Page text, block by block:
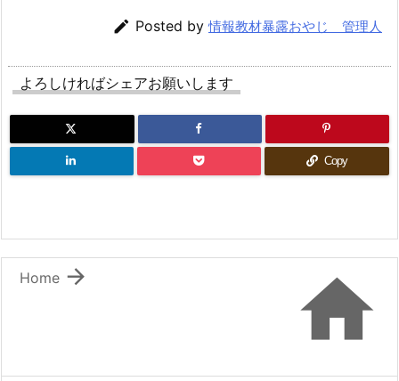
 Posted by情報教材暴露おやじ 管理人
よろしければシェアお願いします
Copy


Home